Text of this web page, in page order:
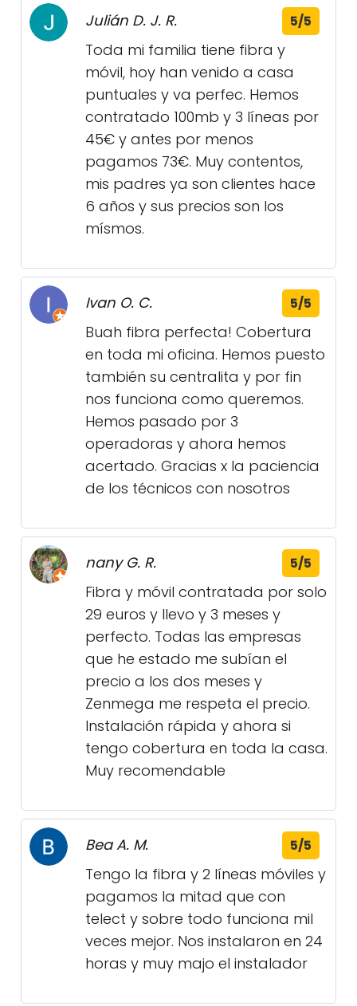
Julián D. J. R. 5/5
Toda mi familia tiene fibra y
móvil, hoy han venido a casa
puntuales y va perfec. Hemos
contratado 100mb y 3 líneas por
45€ y antes por menos
pagamos 73€. Muy contentos,
mis padres ya son clientes hace
6 años y sus precios son los
mísmos.
Ivan O. C. 5/5
Buah fibra perfecta! Cobertura
en toda mi oficina. Hemos puesto
también su centralita y por fin
nos funciona como queremos.
Hemos pasado por 3
operadoras y ahora hemos
acertado. Gracias x la paciencia
de los técnicos con nosotros
nany G. R. 5/5
Fibra y móvil contratada por solo
29 euros y llevo y 3 meses y
perfecto. Todas las empresas
que he estado me subían el
precio a los dos meses y
Zenmega me respeta el precio.
Instalación rápida y ahora si
tengo cobertura en toda la casa.
Muy recomendable
Bea A. M. 5/5
Tengo la fibra y 2 líneas móviles y
pagamos la mitad que con
telect y sobre todo funciona mil
veces mejor. Nos instalaron en 24
horas y muy majo el instalador